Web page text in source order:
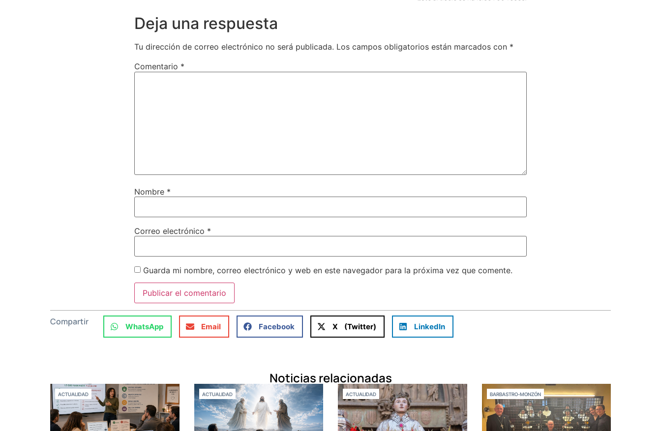
Deja una respuesta
Tu dirección de correo electrónico no será publicada. Los campos obligatorios están marcados con *
Comentario *
Nombre *
Correo electrónico *
Guarda mi nombre, correo electrónico y web en este navegador para la próxima vez que comente.
Compartir WhatsApp Email Facebook X (Twitter) LinkedIn
Noticias relacionadas
ACTUALIDAD ACTUALIDAD ACTUALIDAD BARBASTRO-MONZÓN